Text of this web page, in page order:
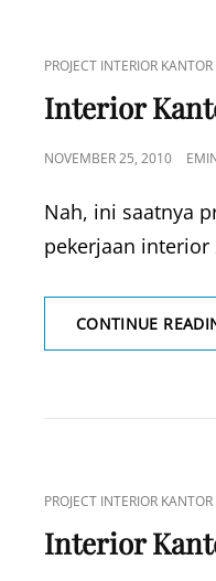
CAT
LINKS
PROJECT INTERIOR KANTOR
Interior
POSTED
NOVEMBER 25, 2010
Nah, ini saatnya
pekerjaan interior
CONTINUE
CAT
LINKS
PROJECT INTERIOR KANTOR
Interior